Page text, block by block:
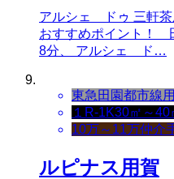
アルシェ ドゥ 三軒茶
おすすめポイント！
8分、 アルシェ ド…
東急田園都市線
１R-1K30㎡～40
10万～11万仲介
ルピナス用賀